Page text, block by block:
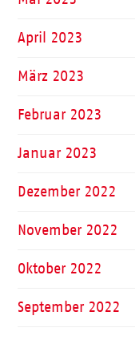
April 2023
März 2023
Februar 2023
Januar 2023
Dezember 2022
November 2022
Oktober 2022
September 2022